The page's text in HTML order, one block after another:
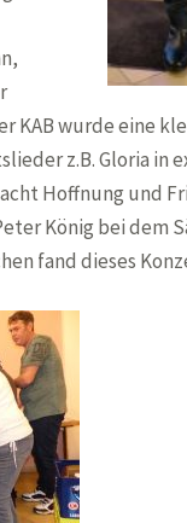
wurde eine
z.B. Gloria in
Hoffnung und
König bei dem
fand dieses